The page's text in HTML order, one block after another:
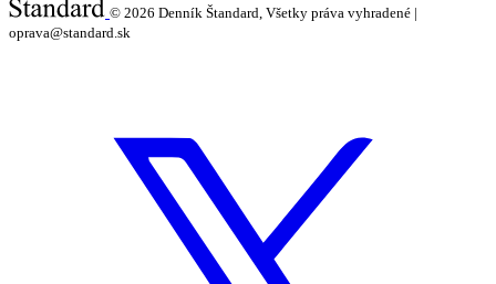
© 2026 Denník Štandard, Všetky práva vyhradené |
oprava@standard.sk